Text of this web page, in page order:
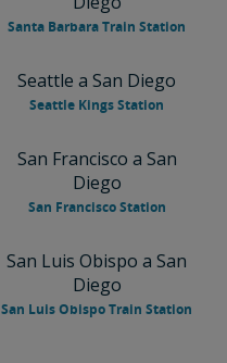
Santa Barbara Train Station
Seattle a San Diego
Seattle Kings Station
San Francisco a San
Diego
San Francisco Station
San Luis Obispo a San
Diego
San Luis Obispo Train Station